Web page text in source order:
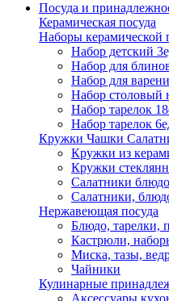
Посуда и
Керамическая посуда
Наборы керамической
Набор детский
Набор для
Набор для
Набор столовый
Набор тарелок
Набор тарелок
Кружки Чашки
Кружки из
Кружки
Салатники
Салатники,
Нержавеющая посуда
Блюдо, тарелки,
Кастрюли,
Миска, тазы,
Чайники
Кулинарные
Аксессуары